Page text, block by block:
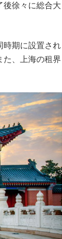
後徐々に総合大
時期に設置され
た、上海の租界